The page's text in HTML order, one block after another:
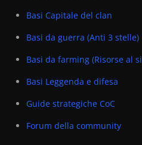
Basi Capitale del clan
Basi da guerra (Anti 3 stelle)
Basi da farming (Risorse al
Basi Leggenda e difesa
Guide strategiche CoC
Forum della community